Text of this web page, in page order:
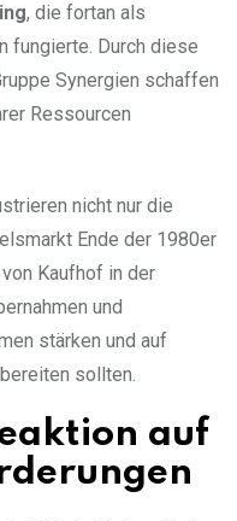
, die fortan als
fungierte. Durch diese
Synergien schaffen
Ressourcen
nicht nur die
Ende der 1980er
Kaufhof in der
und
stärken und auf
sollten.
auf